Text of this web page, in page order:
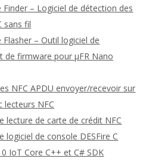
Finder – Logiciel de détection des
sans fil
Flasher – Outil logiciel de
de firmware pour μFR Nano
NFC APDU envoyer/recevoir sur
lecteurs NFC
lecture de carte de crédit NFC
logiciel de console DESFire C
IoT Core C++ et C# SDK